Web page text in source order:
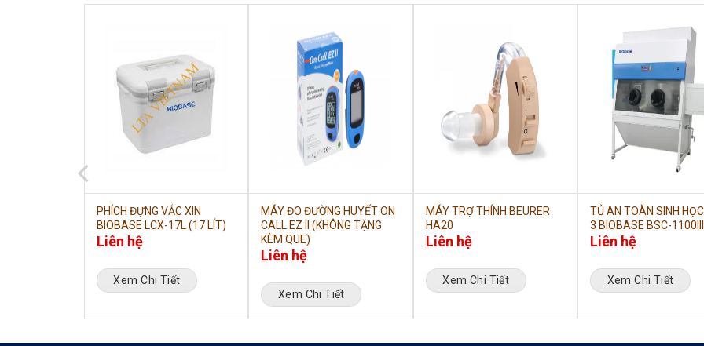
PHÍCH ĐỰNG VẮC XIN
BIOBASE LCX-17L (17 LÍT)
Liên hệ
Xem Chi Tiết
MÁY ĐO ĐƯỜNG HUYẾT ON
CALL EZ II (KHÔNG TẶNG
KÈM QUE)
Liên hệ
Xem Chi Tiết
MÁY TRỢ THÍNH BEURER
HA20
Liên hệ
Xem Chi Tiết
TỦ AN TOÀN SINH
3 BIOBASE BSC-
Liên hệ
Xem Chi Tiết